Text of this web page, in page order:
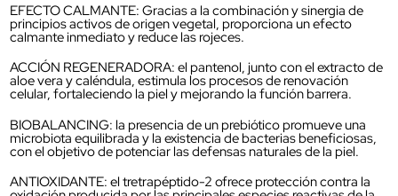
EFECTO CALMANTE: Gracias a la combinación y sinergia de
principios activos de origen vegetal, proporciona un efecto
calmante inmediato y reduce las rojeces.
ACCIÓN REGENERADORA: el pantenol, junto con el extracto de
aloe vera y caléndula, estimula los procesos de renovación
celular, fortaleciendo la piel y mejorando la función barrera.
BIOBALANCING: la presencia de un prebiótico promueve una
microbiota equilibrada y la existencia de bacterias beneficiosas,
con el objetivo de potenciar las defensas naturales de la piel.
ANTIOXIDANTE: el tretrapéptido-2 ofrece protección contra la